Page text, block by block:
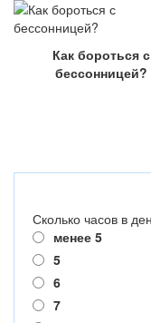
Как бороться с
бессонницей?
Сколько часов в
менее 5
5
6
7